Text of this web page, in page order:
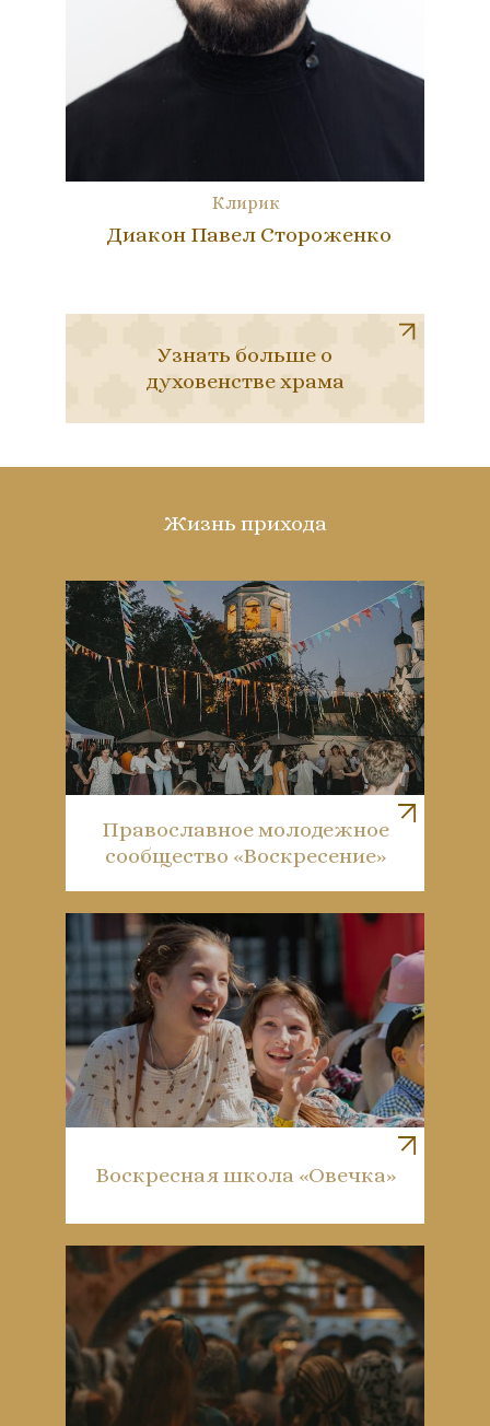
Клирик
Диакон Павел Стороженко
Узнать больше о
духовенстве храма
Жизнь прихода
Воскресная школа «Овечка»
Православное молодежное
сообщество «Воскресение»